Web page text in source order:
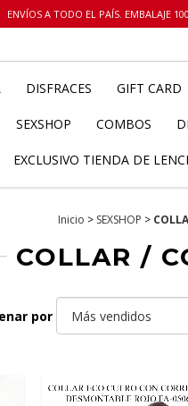
ENVÍOS A TODO EL PAÍS. EMBALAJE
DISFRACES GIFT CARD
SEXSHOP COMBOS
EXCLUSIVO TIENDA DE
Inicio > SEXSHOP >
COLLAR /
por